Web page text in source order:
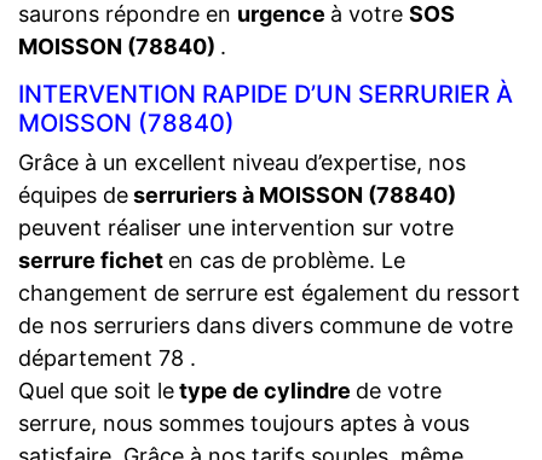
saurons répondre en urgence à votre SOS
MOISSON (78840) .
INTERVENTION RAPIDE D’UN SERRURIER À
MOISSON (78840)
Grâce à un excellent niveau d’expertise, nos
équipes deserruriers à MOISSON (78840)
peuvent réaliser une intervention sur votre
serrure fichet en cas de problème. Le
changement de serrure est également du ressort
de nos serruriers dans divers commune de votre
département 78 .
Quel que soit letype de cylindre de votre
serrure, nous sommes toujours aptes à vous